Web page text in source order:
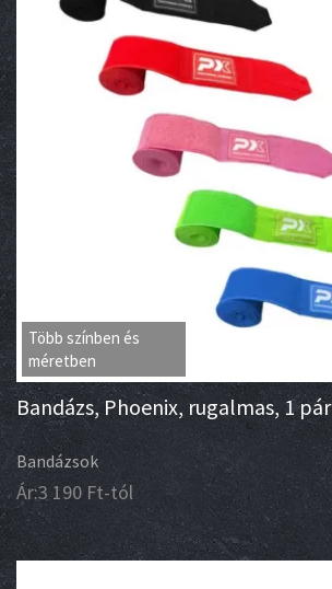
Több színben és
méretben
Bandázs, Phoenix, rugalmas, 1 pár
Bandázsok
Ár:3 190Ft-tól